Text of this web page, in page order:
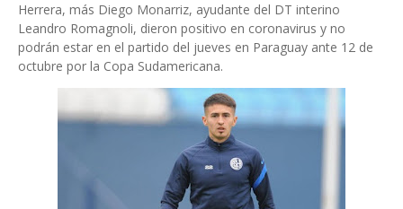
Herrera, más Diego Monarriz, ayudante del DT interino
Leandro Romagnoli, dieron positivo en coronavirus y no
podrán estar en el partido del jueves en Paraguay ante 12 de
octubre por la Copa Sudamericana.